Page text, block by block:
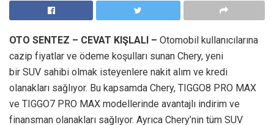
OTO SENTEZ – CEVAT KIŞLALI – Otomobil kullanıcılarına
cazip fiyatlar ve ödeme koşulları sunan Chery, yeni
bir SUV sahibi olmak isteyenlere nakit alım ve kredi
olanakları sağlıyor. Bu kapsamda Chery, TIGGO8 PRO MAX
ve TIGGO7 PRO MAX modellerinde avantajlı indirim ve
finansman olanakları sağlıyor. Ayrıca Chery’nin tüm SUV